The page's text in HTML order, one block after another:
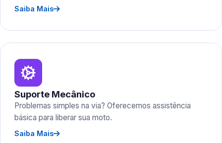
Saiba Mais
Suporte Mecânico
Problemas simples na via? Oferecemos assistência
básica para liberar sua moto.
Saiba Mais